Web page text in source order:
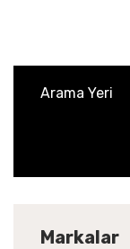
Markalar